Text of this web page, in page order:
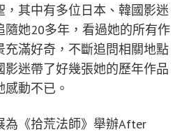
其中有多位日本、韓國影迷
隨她20多年，看過她的所有作
充滿好奇，不斷追問相關地點
迷帶了好幾張她的歷年作品
動不已。
為《拾荒法師》舉辦After